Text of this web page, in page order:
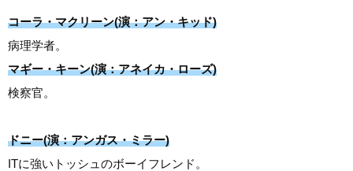
コーラ・マクリーン(演：アン・キッド)
病理学者。
マギー・キーン(演：アネイカ・ローズ)
検察官。
ドニー(演：アンガス・ミラー)
ITに強いトッシュのボーイフレンド。